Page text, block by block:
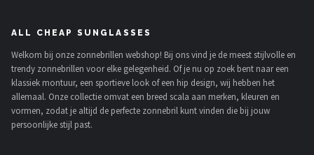
ALL CHEAP SUNGLASSES
Welkom bij onze zonnebrillen webshop! Bij ons vind je de meest stijlvolle en
trendy zonnebrillen voor elke gelegenheid. Of je nu op zoek bent naar een
klassiek montuur, een sportieve look of een hip design, wij hebben het
allemaal. Onze collectie omvat een breed scala aan merken, kleuren en
vormen, zodat je altijd de perfecte zonnebril kunt vinden die bij jouw
persoonlijke stijl past.